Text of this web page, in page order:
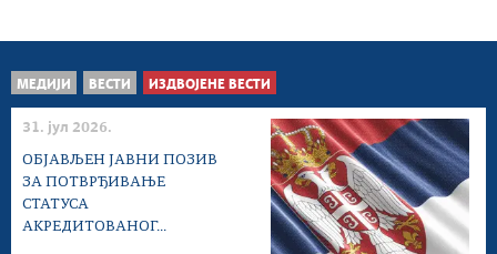
МЕДИЈИ ВЕСТИ ИЗДВОЈЕНЕ ВЕСТИ
31. јул 2026.
ОБЈАВЉЕН ЈАВНИ ПОЗИВ
ЗА ПОТВРЂИВАЊЕ
СТАТУСА
АКРЕДИТОВАНОГ...